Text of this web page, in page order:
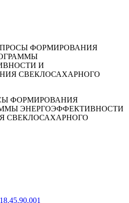
ФОРМИРОВАНИЯ
И
СВЕКЛОСАХАРНОГО
ФОРМИРОВАНИЯ
ЭНЕРГОЭФФЕКТИВНОСТИ
СВЕКЛОСАХАРНОГО